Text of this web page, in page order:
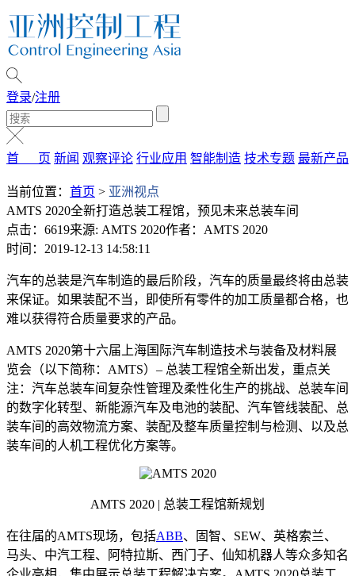
登录/注册
首 页 新闻 观察评论 行业应用 智能制造 技术专题 最新产品
当前位置： 首页 > 亚洲视点
AMTS 2020全新打造总装工程馆，预见未来总装车间
点击：6619来源: AMTS 2020作者：AMTS 2020
时间：2019-12-13 14:58:11
汽车的总装是汽车制造的最后阶段，汽车的质量最终将由总装
来保证。如果装配不当，即使所有零件的加工质量都合格，也
难以获得符合质量要求的产品。
AMTS 2020第十六届上海国际汽车制造技术与装备及材料展
览会（以下简称：AMTS）– 总装工程馆全新出发，重点关
注：汽车总装车间复杂性管理及柔性化生产的挑战、总装车间
的数字化转型、新能源汽车及电池的装配、汽车管线装配、总
装车间的高效物流方案、装配及整车质量控制与检测、以及总
装车间的人机工程优化方案等。
AMTS 2020 | 总装工程馆新规划
在往届的AMTS现场，包括ABB、固智、SEW、英格索兰、
马头、中汽工程、阿特拉斯、西门子、仙知机器人等众多知名